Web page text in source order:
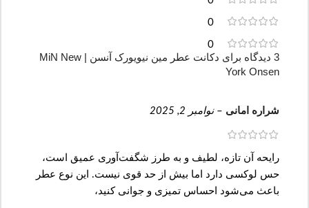
0
0
3 دیدگاه برای
دکانت عطر مین نیویورک آنسن | MiN New
York Onsen
شراره امانی – نوامبر 2, 2025
رایحه آن تازه، لطیف و به طرز شگفت‌آوری عمیق است،
حس لوکسی دارد اما بیش از حد قوی نیست. این نوع عطر
باعث می‌شود احساس تمیزی و جوانی کنید،